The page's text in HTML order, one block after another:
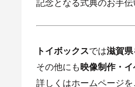
トイボックスでは滋賀県
その他にも映像制作・
詳しくはホームページを